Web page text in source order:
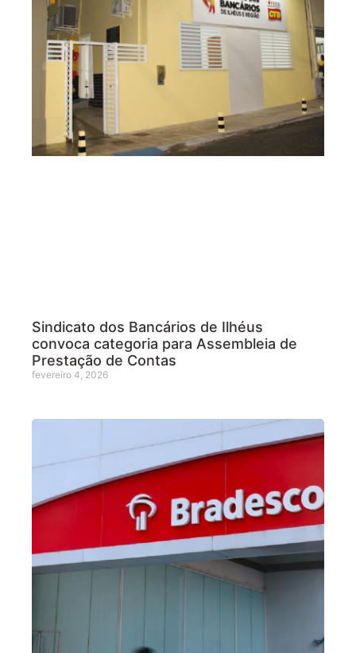
Sindicato dos Bancários de Ilhéus
convoca categoria para Assembleia de
Prestação de Contas
fevereiro 4, 2026